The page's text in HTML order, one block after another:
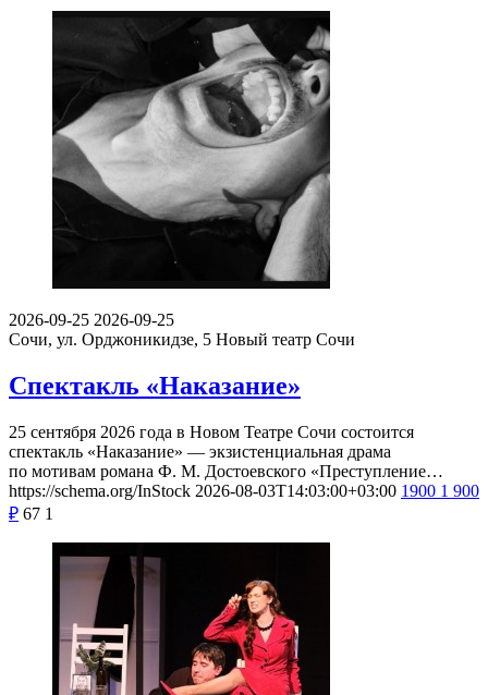
2026-09-25 2026-09-25
Сочи, ул. Орджоникидзе, 5 Новый театр Сочи
Спектакль «Наказание»
25 сентября 2026 года в Новом Театре Сочи состоится
спектакль «Наказание» — экзистенциальная драма
по мотивам романа Ф. М. Достоевского «Преступление…
https://schema.org/InStock 2026-08-03T14:03:00+03:00 1900 1 900
₽ 67 1